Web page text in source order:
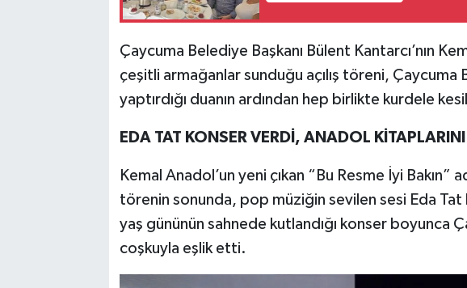
Çaycuma Belediye Başkanı Bülent Kantarcı’nın
çeşitli armağanlar sunduğu açılış töreni,
yaptırdığı duanın ardından hep birlikte kurdele
EDA TAT KONSER VERDİ, ANADOL
Kemal Anadol’un yeni çıkan “Bu Resme İyi Bakın”
törenin sonunda, pop müziğin sevilen sesi Eda Tat
yaş gününün sahnede kutlandığı konser boyunca
coşkuyla eşlik etti.